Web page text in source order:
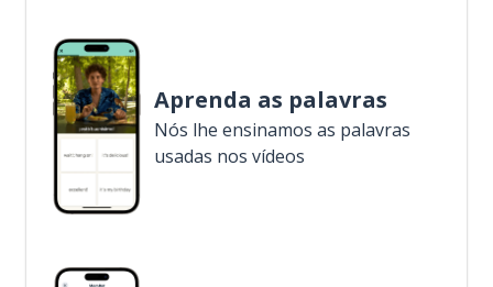
Aprenda as palavras
Nós lhe ensinamos as palavras
usadas nos vídeos